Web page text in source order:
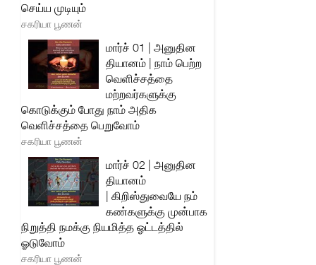
செய்ய முடியும்
சகரியா பூணன்
மார்ச் 01 | அனுதின
தியானம் | நாம் பெற்ற
வெளிச்சத்தை
மற்றவர்களுக்கு
கொடுக்கும் போது நாம் அதிக
வெளிச்சத்தை பெறுவோம்
சகரியா பூணன்
மார்ச் 02 | அனுதின
தியானம்
| கிறிஸ்துவையே நம்
கண்களுக்கு முன்பாக
நிறுத்தி நமக்கு நியமித்த ஓட்டத்தில்
ஓடுவோம்
சகரியா பூணன்